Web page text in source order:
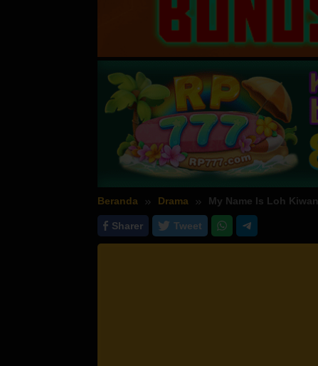
Beranda Drama My Name Is Loh Kiwan
Sharer Tweet